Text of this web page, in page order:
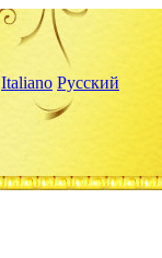
Italiano Русский